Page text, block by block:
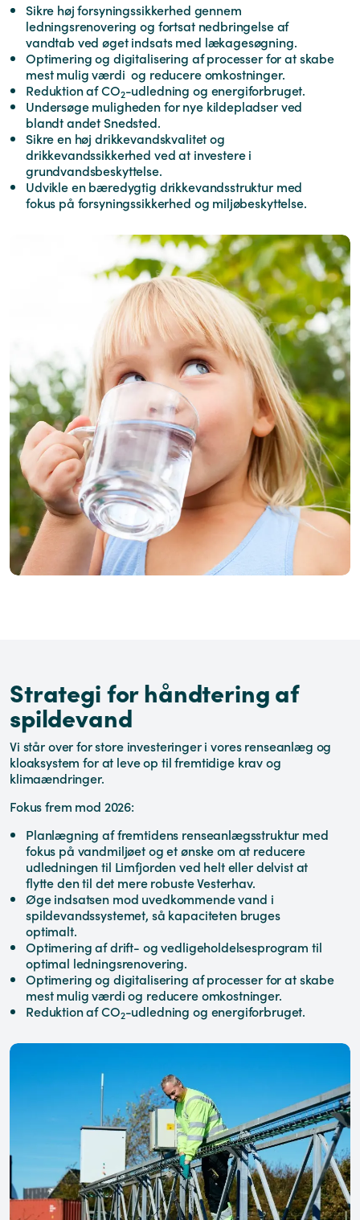
Sikre høj forsyningssikkerhed gennem
ledningsrenovering og fortsat nedbringelse af
vandtab ved øget indsats med lækagesøgning.
Optimering og digitalisering af processer for at skabe
mest mulig værdi og reducere omkostninger.
Reduktion af CO2-udledning og energiforbruget.
Undersøge muligheden for nye kildepladser ved
blandt andet Snedsted.
Sikre en høj drikkevandskvalitet og
drikkevandssikkerhed ved at investere i
grundvandsbeskyttelse.
Udvikle en bæredygtig drikkevandsstruktur med
fokus på forsyningssikkerhed og miljøbeskyttelse.
Strategi for håndtering af
spildevand
Vi står over for store investeringer i vores renseanlæg og
kloaksystem for at leve op til fremtidige krav og
klimaændringer.
Fokus frem mod 2026:
Planlægning af fremtidens renseanlægsstruktur med
fokus på vandmiljøet og et ønske om at reducere
udledningen til Limfjorden ved helt eller delvist at
flytte den til det mere robuste Vesterhav.
Øge indsatsen mod uvedkommende vand i
spildevandssystemet, så kapaciteten bruges
optimalt.
Optimering af drift- og vedligeholdelsesprogram til
optimal ledningsrenovering.
Optimering og digitalisering af processer for at skabe
mest mulig værdi og reducere omkostninger.
Reduktion af CO2-udledning og energiforbruget.